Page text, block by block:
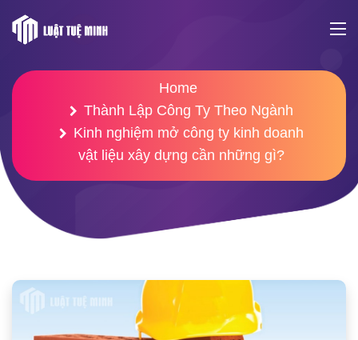
Home
Thành Lập Công Ty Theo Ngành
Kinh nghiệm mở công ty kinh doanh
vật liệu xây dựng cần những gì?